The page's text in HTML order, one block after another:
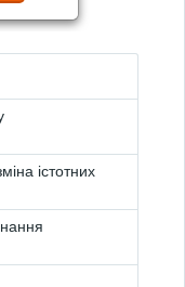
істотних